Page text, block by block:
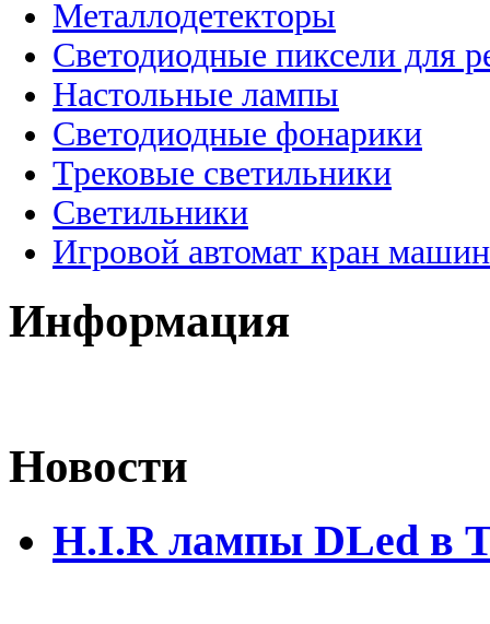
Металлодетекторы
Светодиодные пиксели для
Настольные лампы
Светодиодные фонарики
Трековые светильники
Светильники
Игровой автомат кран
Информация
Новости
H.I.R лампы DLed в